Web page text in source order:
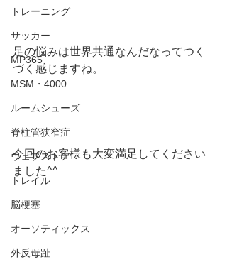
トレーニング
サッカー
MP365
MSM・4000
ルームシューズ
脊柱管狭窄症
ウェブストア
トレイル
脳梗塞
オーソティックス
外反母趾
足の悩みは世界共通なんだなってつく
づく感じますね。
今回のお客様も大変満足してください
ました^^